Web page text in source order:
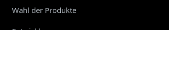
Wahl der Produkte
Entwicklerprogramm